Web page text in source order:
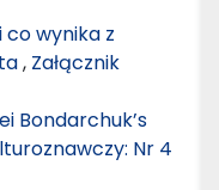
wynika z
, Załącznik
Bondarchuk’s
Nr 4